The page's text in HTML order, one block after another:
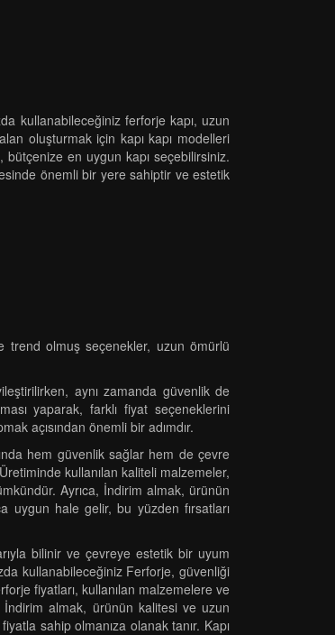
kullanabileceğiniz ferforje kapı, uzun
oluşturmak için kapı kapı modelleri
en uygun kapı seçebilirsiniz.
önemli bir yere sahiptir ve estetik
trend olmuş seçenekler, uzun ömürlü
aynı zamanda güvenlik de
yaparak, farklı fiyat seçeneklerini
açısından önemli bir adımdır.
hem güvenlik sağlar hem de çevre
kullanılan kaliteli malzemeler,
Ayrıca, İndirim almak, ürünün
uygun hale gelir, bu yüzden fırsatları
bilinir ve çevreye estetik bir uyum
kullanabileceğiniz Ferforje, güvenliği
fiyatları, kullanılan malzemelere ve
İndirim almak, ürünün kalitesi ve uzun
sahip olmanıza olanak tanır. Kapı